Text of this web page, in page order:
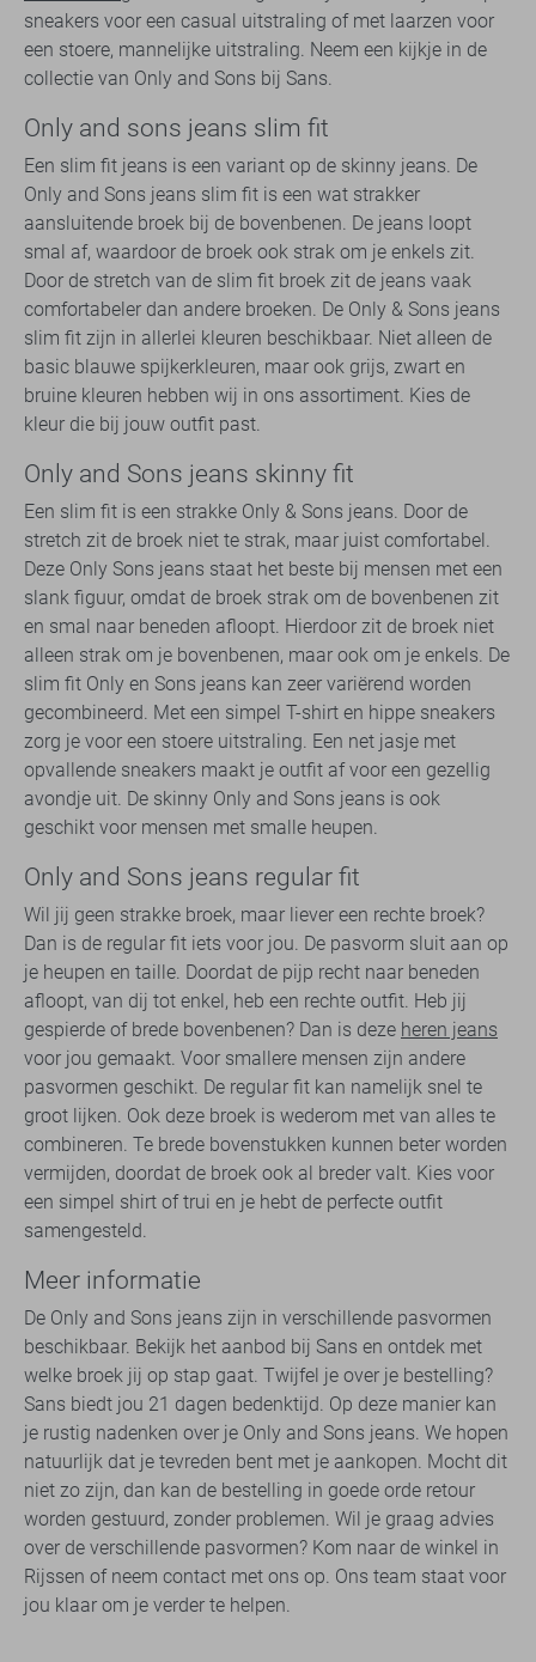
sneakers voor een casual uitstraling of met laarzen voor
een stoere, mannelijke uitstraling. Neem een kijkje in de
collectie van Only and Sons bij Sans.
Only and sons jeans slim fit
Een slim fit jeans is een variant op de skinny jeans. De
Only and Sons jeans slim fit is een wat strakker
aansluitende broek bij de bovenbenen. De jeans loopt
smal af, waardoor de broek ook strak om je enkels zit.
Door de stretch van de slim fit broek zit de jeans vaak
comfortabeler dan andere broeken. De Only & Sons jeans
slim fit zijn in allerlei kleuren beschikbaar. Niet alleen de
basic blauwe spijkerkleuren, maar ook grijs, zwart en
bruine kleuren hebben wij in ons assortiment. Kies de
kleur die bij jouw outfit past.
Only and Sons jeans skinny fit
Een slim fit is een strakke Only & Sons jeans. Door de
stretch zit de broek niet te strak, maar juist comfortabel.
Deze Only Sons jeans staat het beste bij mensen met een
slank figuur, omdat de broek strak om de bovenbenen zit
en smal naar beneden afloopt. Hierdoor zit de broek niet
alleen strak om je bovenbenen, maar ook om je enkels. De
slim fit Only en Sons jeans kan zeer variërend worden
gecombineerd. Met een simpel T-shirt en hippe sneakers
zorg je voor een stoere uitstraling. Een net jasje met
opvallende sneakers maakt je outfit af voor een gezellig
avondje uit. De skinny Only and Sons jeans is ook
geschikt voor mensen met smalle heupen.
Only and Sons jeans regular fit
Wil jij geen strakke broek, maar liever een rechte broek?
Dan is de regular fit iets voor jou. De pasvorm sluit aan op
je heupen en taille. Doordat de pijp recht naar beneden
afloopt, van dij tot enkel, heb een rechte outfit. Heb jij
gespierde of brede bovenbenen? Dan is deze heren jeans
voor jou gemaakt. Voor smallere mensen zijn andere
pasvormen geschikt. De regular fit kan namelijk snel te
groot lijken. Ook deze broek is wederom met van alles te
combineren. Te brede bovenstukken kunnen beter worden
vermijden, doordat de broek ook al breder valt. Kies voor
een simpel shirt of trui en je hebt de perfecte outfit
samengesteld.
Meer informatie
De Only and Sons jeans zijn in verschillende pasvormen
beschikbaar. Bekijk het aanbod bij Sans en ontdek met
welke broek jij op stap gaat. Twijfel je over je bestelling?
Sans biedt jou 21 dagen bedenktijd. Op deze manier kan
je rustig nadenken over je Only and Sons jeans. We hopen
natuurlijk dat je tevreden bent met je aankopen. Mocht dit
niet zo zijn, dan kan de bestelling in goede orde retour
worden gestuurd, zonder problemen. Wil je graag advies
over de verschillende pasvormen? Kom naar de winkel in
Rijssen of neem contact met ons op. Ons team staat voor
jou klaar om je verder te helpen.